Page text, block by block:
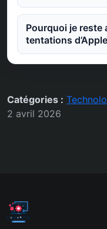
Pourquoi je reste
tentations
Catégories :
2 avril 2026